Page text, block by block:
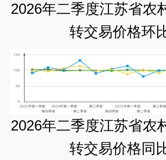
2026年二季度江苏省农
转交易价格环
2026年二季度江苏省农
转交易价格同